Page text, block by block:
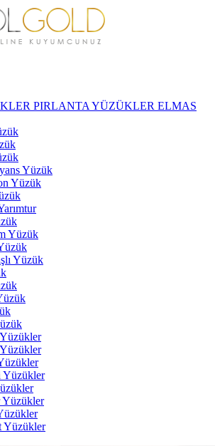
PIRLANTA YÜZÜKLER ELMAS
Yüzük
Yüzük
Yüzük
Yüzük
Yüzükler
Yüzükler
Yüzükler
Yüzükler
Yüzükler